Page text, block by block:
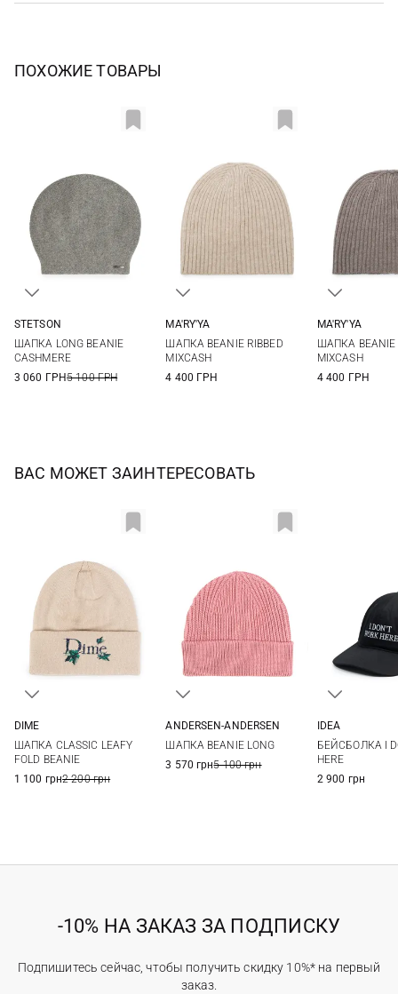
ПОХОЖИЕ ТОВАРЫ
STETSON
ШАПКА LONG BEANIE
CASHMERE
3 060 ГРН5 100 ГРН
MA'RY'YA
ШАПКА BEANIE RIBBED
MIXCASH
4 400 ГРН
MA'RY'YA
ШАПКА BEANIE
MIXCASH
4 400 ГРН
ВАС МОЖЕТ ЗАИНТЕРЕСОВАТЬ
DIME
ШАПКА CLASSIC LEAFY
FOLD BEANIE
1 100 грн2 200 грн
ANDERSEN-ANDERSEN
ШАПКА BEANIE LONG
3 570 грн5 100 грн
IDEA
БЕЙСБОЛКА I
HERE
2 900 грн
-10% НА ЗАКАЗ ЗА ПОДПИСКУ
Подпишитесь сейчас, чтобы получить скидку 10%* на первый
заказ.